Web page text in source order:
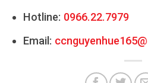
Hotline: 0966.22.7979
Email: